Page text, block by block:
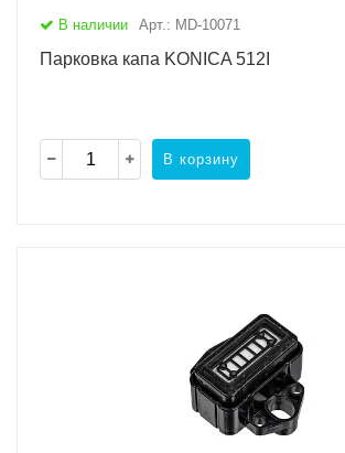
В наличии Арт.: MD-10071
Парковка капа KONICA 512I
В корзину